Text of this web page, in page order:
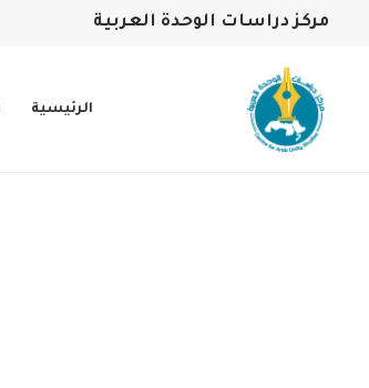
مركز دراسات الوحدة العربية
الرئيسية